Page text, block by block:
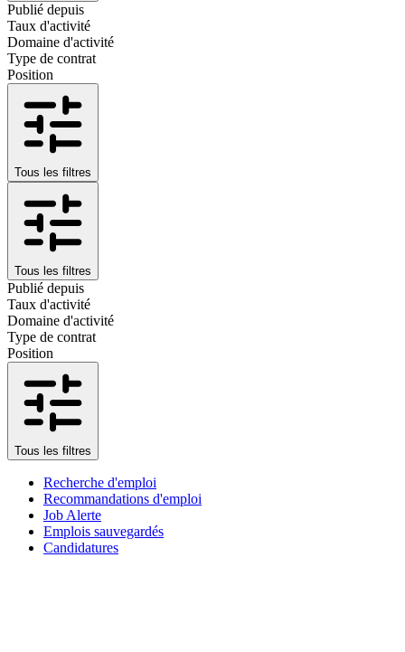
Publié depuis
Taux d'activité
Domaine d'activité
Type de contrat
Position
Tous les filtres
Tous les filtres
Publié depuis
Taux d'activité
Domaine d'activité
Type de contrat
Position
Tous les filtres
Recherche d'emploi
Recommandations d'emploi
Job Alerte
Emplois sauvegardés
Candidatures